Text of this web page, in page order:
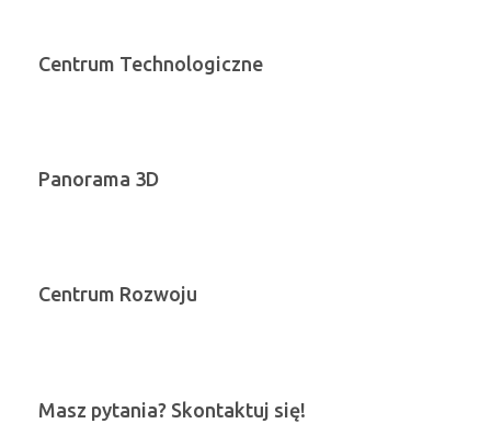
Centrum Technologiczne
Panorama 3D
Centrum Rozwoju
Masz pytania? Skontaktuj się!